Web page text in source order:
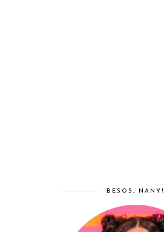
BESOS, NANY!